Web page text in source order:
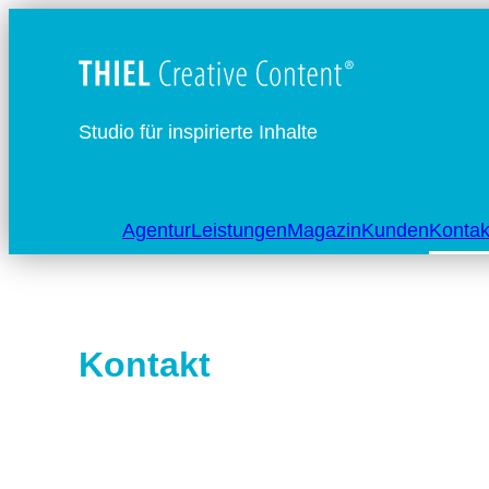
Studio für inspirierte Inhalte
AgenturLeistungenMagazinKunden
Kontakt